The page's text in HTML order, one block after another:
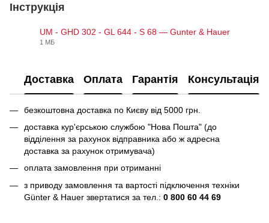
Інструкція
UM - GHD 302 - GL 644 - S 68 — Gunter & Hauer
1 МБ
Доставка Оплата Гарантія Консультація
безкоштовна доставка по Києву від 5000 грн.
доставка кур'єрською службою "Нова Пошта" (до
відділення за рахунок відправника або ж адресна
доставка за рахунок отримувача)
оплата замовлення при отриманні
з приводу замовлення та вартості підключення техніки
Günter & Hauer звертатися за тел.: 0 800 60 44 69